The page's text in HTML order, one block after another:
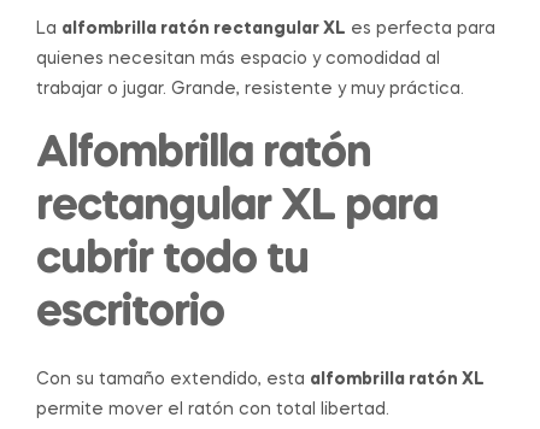
La alfombrilla ratón rectangular XL es perfecta para
quienes necesitan más espacio y comodidad al
trabajar o jugar. Grande, resistente y muy práctica.
Alfombrilla ratón
rectangular XL para
cubrir todo tu
escritorio
Con su tamaño extendido, esta alfombrilla ratón XL
permite mover el ratón con total libertad.